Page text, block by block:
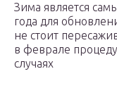
Зима является
года для
не стоит
в феврале
случаях